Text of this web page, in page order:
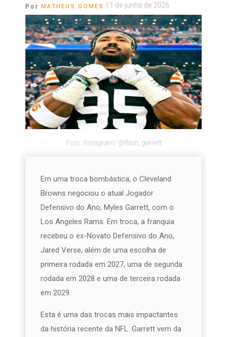
Por MATHEUS GOMES 1 de junho de 2026
Foto: Instagram/ @flash_garrett
Em uma troca bombástica, o Cleveland
Browns negociou o atual Jogador
Defensivo do Ano, Myles Garrett, com o
Los Angeles Rams. Em troca, a franquia
recebeu o ex-Novato Defensivo do Ano,
Jared Verse, além de uma escolha de
primeira rodada em 2027, uma de segunda
rodada em 2028 e uma de terceira rodada
em 2029.
Esta é uma das trocas mais impactantes
da história recente da NFL. Garrett vem da